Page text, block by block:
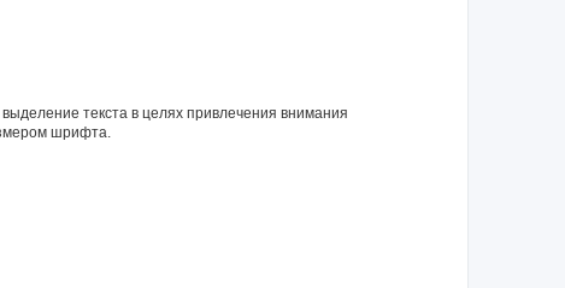
текста в целях привлечения внимания
шрифта.